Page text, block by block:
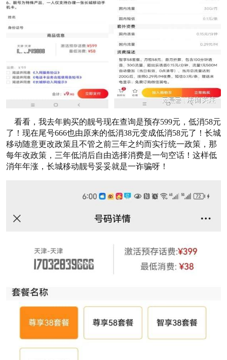
看看，我去年购买的靓号现在查询是预存599元，低消58元
了！现在尾号666也由原来的低消38元变成低消58元了！长城
移动随意更改政策且不管之前三年之约而实行统一政策，那
每年改政策，三年低消后自由选择消费是一句空话！这样低
消年年涨，长城移动靓号妥妥就是一诈骗呀！